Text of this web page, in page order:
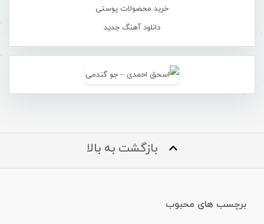
خرید محصولات پوستی
دانلود آهنگ جدید
بازگشت به بالا
برچسب های محبوب